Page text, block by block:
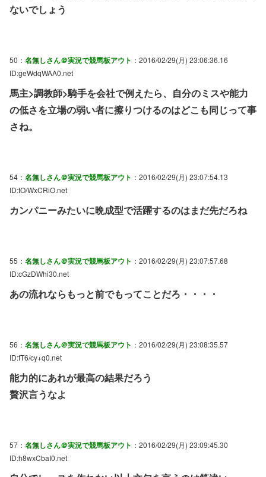
ないでしょう
50： 名無しさん＠実況で競馬板アウト ：2016/02/29(月) 23:06:36.16
ID:geWdqWAA0.net
馬主>調教師>騎手を会社で例えたら、自分のミスや能力
の低さを立場の弱い者に擦りつけるのはどこも同じって事
さね。
54： 名無しさん＠実況で競馬板アウト ：2016/02/29(月) 23:07:54.13
ID:tO/WxCRiO.net
カンパニーみたいに晩成型で活躍するのはまだ先だろね
55： 名無しさん＠実況で競馬板アウト ：2016/02/29(月) 23:07:57.68
ID:cGzDWhi30.net
あの流れならもっと前でもってことだろ・・・・
56： 名無しさん＠実況で競馬板アウト ：2016/02/29(月) 23:08:35.57
ID:fT6/cy+q0.net
能力的にあれが最高の結果だろう
贅沢言うなよ
57： 名無しさん＠実況で競馬板アウト ：2016/02/29(月) 23:09:45.30
ID:h8wxCbaI0.net